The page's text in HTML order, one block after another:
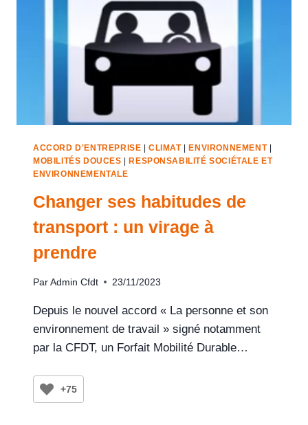
ACCORD D'ENTREPRISE |CLIMAT| ENVIRONNEMENT|
MOBILITÉS DOUCES
RESPONSABILITÉ SOCIÉTALE ET
ENVIRONNEMENTALE
Changer ses habitudes de
transport : un virage à
prendre
Par Admin Cfdt 23/11/2023
Depuis le nouvel accord « La personne et son
environnement de travail » signé notamment
par la CFDT, un Forfait Mobilité Durable…
+75